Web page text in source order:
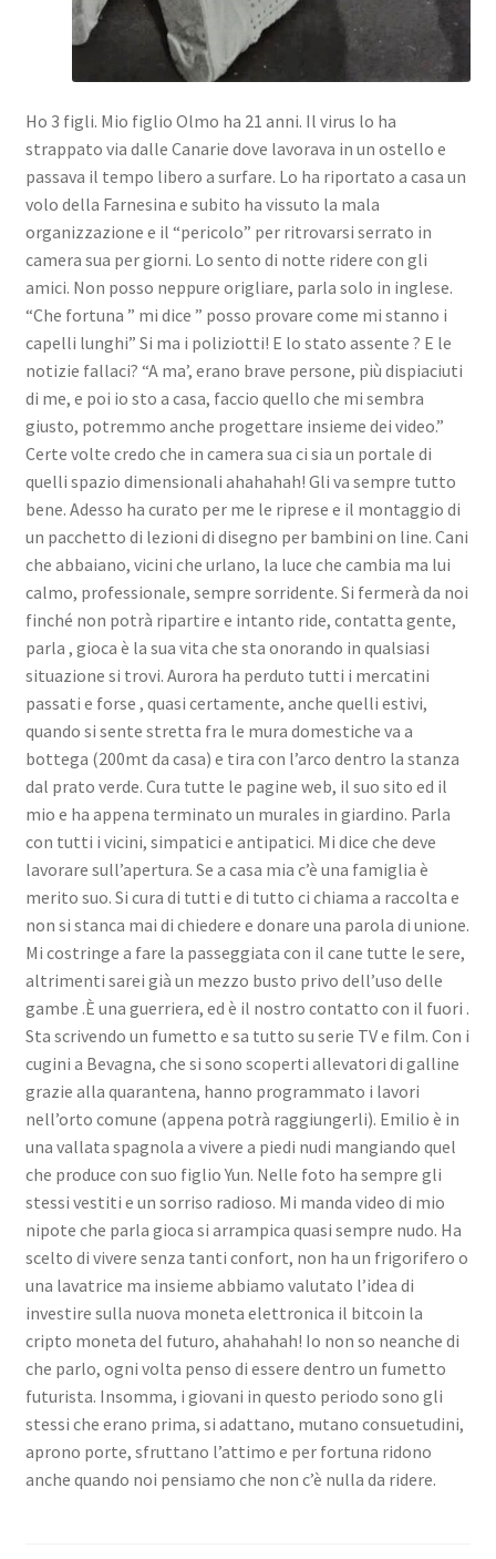
Ho 3 figli. Mio figlio Olmo ha 21 anni. Il virus lo ha
strappato via dalle Canarie dove lavorava in un ostello e
passava il tempo libero a surfare. Lo ha riportato a casa un
volo della Farnesina e subito ha vissuto la mala
organizzazione e il “pericolo” per ritrovarsi serrato in
camera sua per giorni. Lo sento di notte ridere con gli
amici. Non posso neppure origliare, parla solo in inglese.
“Che fortuna ” mi dice ” posso provare come mi stanno i
capelli lunghi” Si ma i poliziotti! E lo stato assente ? E le
notizie fallaci? “A ma’, erano brave persone, più dispiaciuti
di me, e poi io sto a casa, faccio quello che mi sembra
giusto, potremmo anche progettare insieme dei video.”
Certe volte credo che in camera sua ci sia un portale di
quelli spazio dimensionali ahahahah! Gli va sempre tutto
bene. Adesso ha curato per me le riprese e il montaggio di
un pacchetto di lezioni di disegno per bambini on line. Cani
che abbaiano, vicini che urlano, la luce che cambia ma lui
calmo, professionale, sempre sorridente. Si fermerà da noi
finché non potrà ripartire e intanto ride, contatta gente,
parla , gioca è la sua vita che sta onorando in qualsiasi
situazione si trovi. Aurora ha perduto tutti i mercatini
passati e forse , quasi certamente, anche quelli estivi,
quando si sente stretta fra le mura domestiche va a
bottega (200mt da casa) e tira con l’arco dentro la stanza
dal prato verde. Cura tutte le pagine web, il suo sito ed il
mio e ha appena terminato un murales in giardino. Parla
con tutti i vicini, simpatici e antipatici. Mi dice che deve
lavorare sull’apertura. Se a casa mia c’è una famiglia è
merito suo. Si cura di tutti e di tutto ci chiama a raccolta e
non si stanca mai di chiedere e donare una parola di unione.
Mi costringe a fare la passeggiata con il cane tutte le sere,
altrimenti sarei già un mezzo busto privo dell’uso delle
gambe .È una guerriera, ed è il nostro contatto con il fuori .
Sta scrivendo un fumetto e sa tutto su serie TV e film. Con i
cugini a Bevagna, che si sono scoperti allevatori di galline
grazie alla quarantena, hanno programmato i lavori
nell’orto comune (appena potrà raggiungerli). Emilio è in
una vallata spagnola a vivere a piedi nudi mangiando quel
che produce con suo figlio Yun. Nelle foto ha sempre gli
stessi vestiti e un sorriso radioso. Mi manda video di mio
nipote che parla gioca si arrampica quasi sempre nudo. Ha
scelto di vivere senza tanti confort, non ha un frigorifero o
una lavatrice ma insieme abbiamo valutato l’idea di
investire sulla nuova moneta elettronica il bitcoin la
cripto moneta del futuro, ahahahah! Io non so neanche di
che parlo, ogni volta penso di essere dentro un fumetto
futurista. Insomma, i giovani in questo periodo sono gli
stessi che erano prima, si adattano, mutano consuetudini,
aprono porte, sfruttano l’attimo e per fortuna ridono
anche quando noi pensiamo che non c’è nulla da ridere.